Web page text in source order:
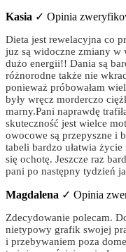
Kasia ✓ Opinia
Dieta jest rewelacyjna co
juz są widoczne zmiany w
dużo energii!! Dania są
różnorodne także nie
ponieważ próbowałam
były wręcz morderczo
marny.Pani naprawdę
skuteczność jest wielce
owocowe są przepyszne i
tabeli bardzo ułatwia
się ochotę. Jeszcze raz
pani po następny tydzień
Magdalena ✓ Opinia
Zdecydowanie polecam.
nietypowy grafik swojej
i przebywaniem poza